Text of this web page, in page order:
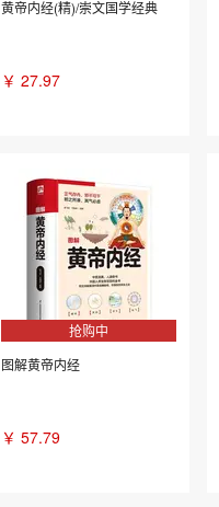
黄帝内经(精)/崇文国学经典
￥ 27.97
抢购中
图解黄帝内经
￥ 57.79